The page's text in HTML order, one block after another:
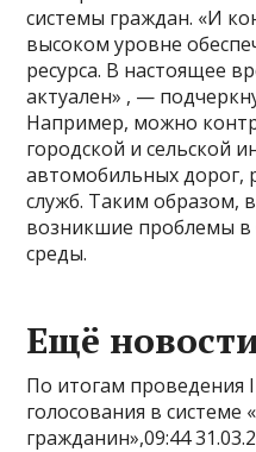
системы граждан. «И
высоком уровне
ресурса. В настоящее
актуален» , —
Например, можно
городской и сельской
автомобильных дорог,
служб. Таким образом,
возникшие проблемы в
среды.
Ещё
По итогам проведения
голосования в
гражданин»,09:44